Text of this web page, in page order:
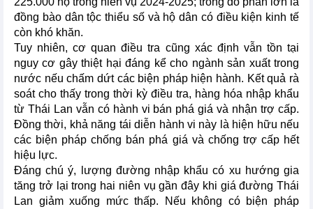
đồng bào dân tộc thiểu số và hộ dân có điều kiện kinh tế
còn khó khăn.
Tuy nhiên, cơ quan điều tra cũng xác định vẫn tồn tại
nguy cơ gây thiệt hại đáng kể cho ngành sản xuất trong
nước nếu chấm dứt các biện pháp hiện hành. Kết quả rà
soát cho thấy trong thời kỳ điều tra, hàng hóa nhập khẩu
từ Thái Lan vẫn có hành vi bán phá giá và nhận trợ cấp.
Đồng thời, khả năng tái diễn hành vi này là hiện hữu nếu
các biện pháp chống bán phá giá và chống trợ cấp hết
hiệu lực.
Đáng chú ý, lượng đường nhập khẩu có xu hướng gia
tăng trở lại trong hai niên vụ gần đây khi giá đường Thái
Lan giảm xuống mức thấp. Nếu không có biện pháp